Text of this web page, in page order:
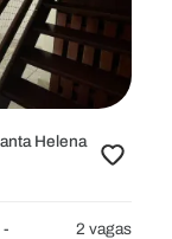
Helena
- 2 vagas